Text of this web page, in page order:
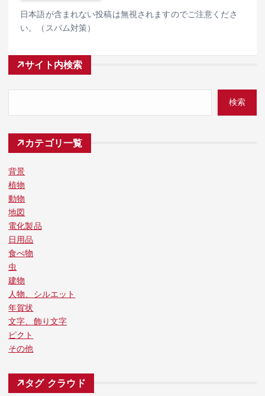
日本語が含まれない投稿は無視されますのでご注意くださ
い。（スパム対策）
サイト内検索
検索
カテゴリ一覧
背景
植物
動物
地図
電化製品
日用品
食べ物
虫
建物
人物、シルエット
年賀状
文字、飾り文字
ピクト
その他
タグ クラウド